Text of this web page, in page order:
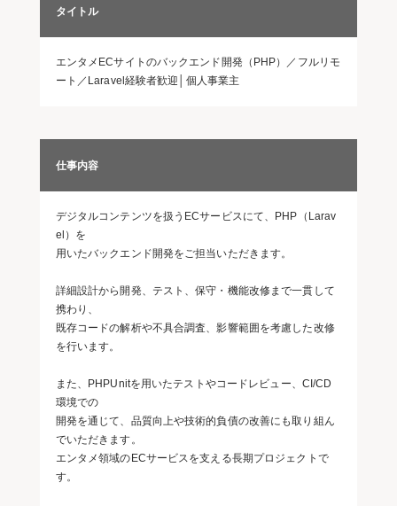
タイトル
エンタメECサイトのバックエンド開発（PHP）／フルリモ
ート／Laravel経験者歓迎│個人事業主
仕事内容
デジタルコンテンツを扱うECサービスにて、PHP（Larav
el）を
用いたバックエンド開発をご担当いただきます。
詳細設計から開発、テスト、保守・機能改修まで一貫して
携わり、
既存コードの解析や不具合調査、影響範囲を考慮した改修
を行います。
また、PHPUnitを用いたテストやコードレビュー、CI/CD
環境での
開発を通じて、品質向上や技術的負債の改善にも取り組ん
でいただきます。
エンタメ領域のECサービスを支える長期プロジェクトで
す。